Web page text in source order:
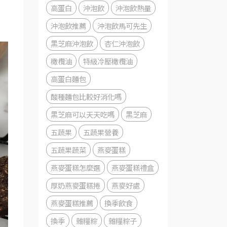
高蛋白 沖泡飲
沖泡飲熱量
沖泡飲推薦
沖泡飲馬可先生
黑芝麻沖泡飲
杏仁沖泡飲
橄欖油
特級冷壓橄欖油
高蛋白麵包
酸種麵包比較好消化嗎
黑芝麻可以天天吃嗎
黑芝麻
五蔬果
五蔬果營養
五蔬果蔬菜
燕麥蛋糕
燕麥蛋糕怎麼選
燕麥蛋糕禮盒
厚奶燕麥蛋糕捲
燕麥好處
燕麥蛋糕推薦
換季飲食
換季
雜糧粽 雜糧粽子